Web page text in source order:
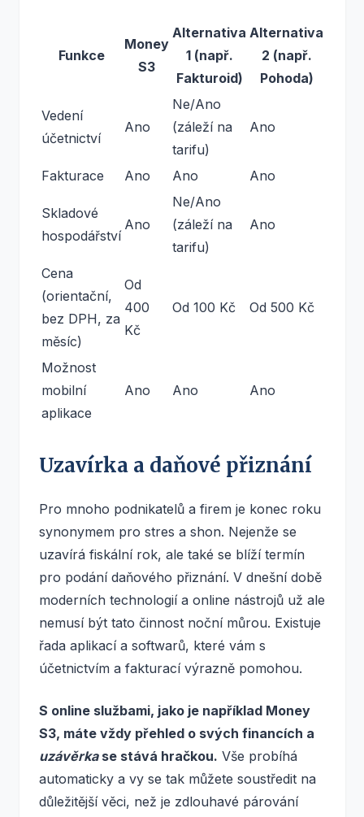
Funkce
Money
S3
Alternativa
1 (např.
Fakturoid)
Alternativa
2 (např.
Pohoda)
Vedení
účetnictví
Ano
Ne/Ano
(záleží na
tarifu)
Ano
Fakturace Ano Ano Ano
Skladové
hospodářství
Ano
Ne/Ano
(záleží na
tarifu)
Ano
Cena
(orientační,
bez DPH, za
měsíc)
Od
400
Kč
Od 100 Kč Od 500 Kč
Možnost
mobilní
aplikace
Ano Ano Ano
Uzavírka a daňové přiznání
Pro mnoho podnikatelů a firem je konec roku
synonymem pro stres a shon. Nejenže se
uzavírá fiskální rok, ale také se blíží termín
pro podání daňového přiznání. V dnešní době
moderních technologií a online nástrojů už ale
nemusí být tato činnost noční můrou. Existuje
řada aplikací a softwarů, které vám s
účetnictvím a fakturací výrazně pomohou.
S online službami, jako je například Money
S3, máte vždy přehled o svých financích a
uzávěrkase stává hračkou. Vše probíhá
automaticky a vy se tak můžete soustředit na
důležitější věci, než je zdlouhavé párování